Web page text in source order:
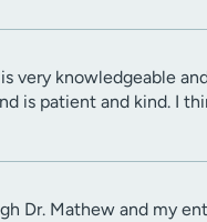
very knowledgeable
is patient and kind. I
Dr. Mathew and my